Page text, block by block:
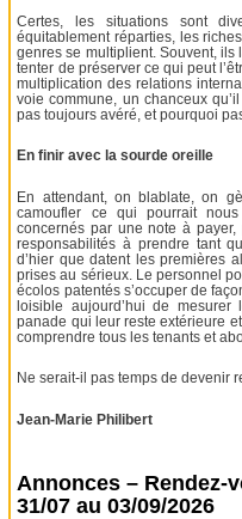
Certes, les situations sont
équitablement réparties, les
genres se multiplient. Souvent, ils
tenter de préserver ce qui peut
multiplication des relations
voie commune, un chanceux
pas toujours avéré, et pourquoi
En finir avec la sourde oreille
En attendant, on blablate, on
camoufler ce qui pourrait
concernés par une note à
responsabilités à prendre tant
d’hier que datent les premières
prises au sérieux. Le personnel
écolos patentés s’occuper de
loisible aujourd’hui de
panade qui leur reste extérieure
comprendre tous les tenants et
Ne serait-il pas temps de devenir
Jean-Marie Philibert
Annonces – Rendez-
31/07 au 03/09/2026